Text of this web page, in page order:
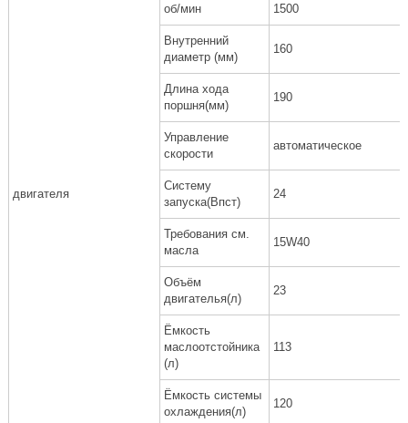
двигателя
об/мин 1500
Внутренний
диаметр (мм)
160
Длина хода
поршня(мм)
190
Управление
скорости
автоматическое
Систему
запуска(Впст)
24
Требования см.
масла
15W40
Объём
двигателья(л)
23
Ёмкость
маслоотстойника
(л)
113
Ёмкость системы
охлаждения(л)
120